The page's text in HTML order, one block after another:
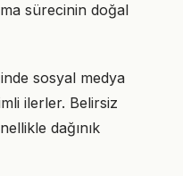
sürecinin doğal
sosyal medya
ilerler. Belirsiz
dağınık